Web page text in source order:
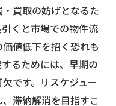
買取の妨げとなるた
くと市場での物件流
値低下を招く恐れも
るためには、早期の
です。リスケジュー
滞納解消を目指すこ